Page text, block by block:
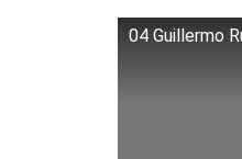
04 Guillermo